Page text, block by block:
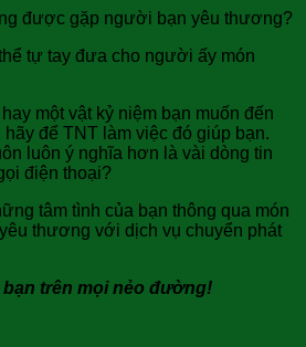
được gặp người bạn yêu thương?
tự tay đưa cho người ấy món
một vật kỷ niệm bạn muốn đến
để TNT làm việc đó giúp bạn.
luôn ý nghĩa hơn là vài dòng tin
điện thoại?
tâm tình của bạn thông qua món
thương với dịch vụ chuyển phát
trên mọi nẻo đường!